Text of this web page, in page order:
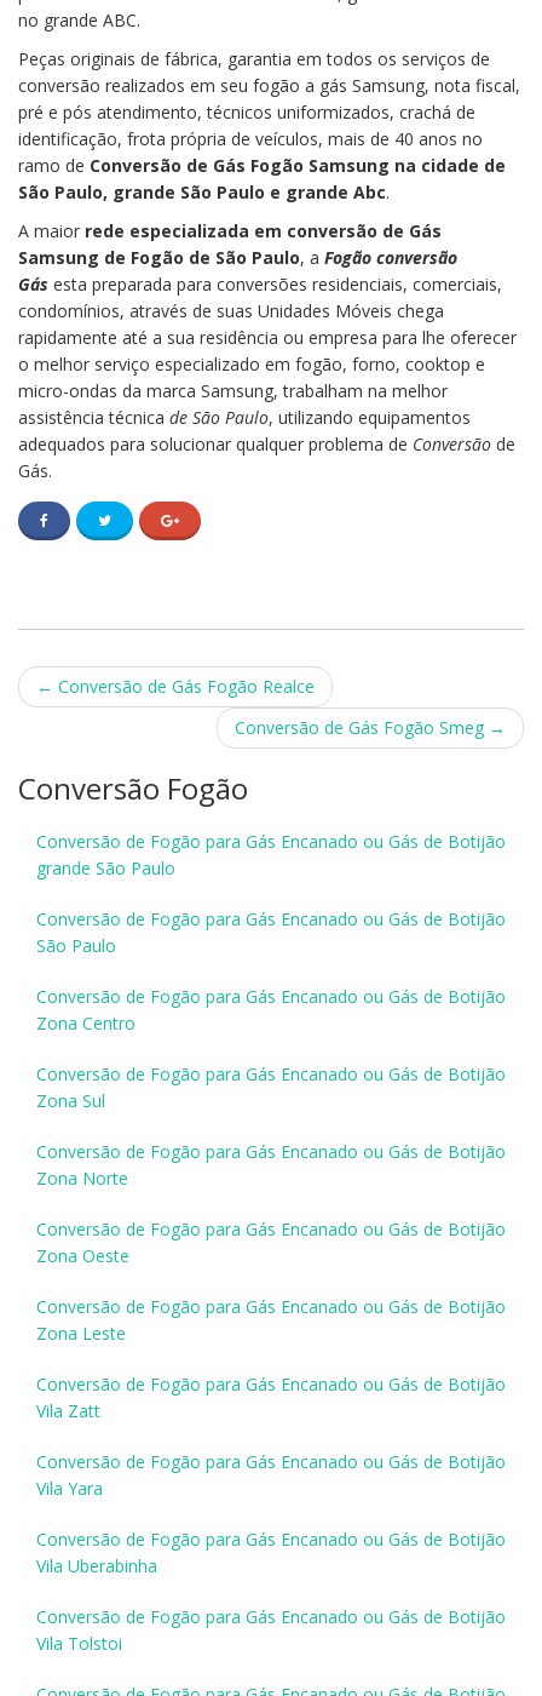
no grande ABC.
Peças originais de fábrica, garantia em todos os serviços de
conversão realizados em seu fogão a gás Samsung, nota fiscal,
pré e pós atendimento, técnicos uniformizados, crachá de
identificação, frota própria de veículos, mais de 40 anos no
ramo de Conversão de Gás Fogão Samsung na cidade de
São Paulo, grande São Paulo e grande Abc.
A maior rede especializada em conversão de Gás
Samsung de Fogão de São Paulo, a Fogão conversão
Gás esta preparada para conversões residenciais, comerciais,
condomínios, através de suas Unidades Móveis chega
rapidamente até a sua residência ou empresa para lhe oferecer
o melhor serviço especializado em fogão, forno, cooktop e
micro-ondas da marca Samsung, trabalham na melhor
assistência técnica de São Paulo, utilizando equipamentos
adequados para solucionar qualquer problema de Conversão de
Gás.
Post
navigation
← Conversão de Gás Fogão Realce
Conversão de Gás Fogão Smeg →
Conversão Fogão
Conversão de Fogão para Gás Encanado ou Gás de Botijão
grande São Paulo
Conversão de Fogão para Gás Encanado ou Gás de Botijão
São Paulo
Conversão de Fogão para Gás Encanado ou Gás de Botijão
Zona Centro
Conversão de Fogão para Gás Encanado ou Gás de Botijão
Zona Sul
Conversão de Fogão para Gás Encanado ou Gás de Botijão
Zona Norte
Conversão de Fogão para Gás Encanado ou Gás de Botijão
Zona Oeste
Conversão de Fogão para Gás Encanado ou Gás de Botijão
Zona Leste
Conversão de Fogão para Gás Encanado ou Gás de Botijão
Vila Zatt
Conversão de Fogão para Gás Encanado ou Gás de Botijão
Vila Yara
Conversão de Fogão para Gás Encanado ou Gás de Botijão
Vila Uberabinha
Conversão de Fogão para Gás Encanado ou Gás de Botijão
Vila Tolstoi